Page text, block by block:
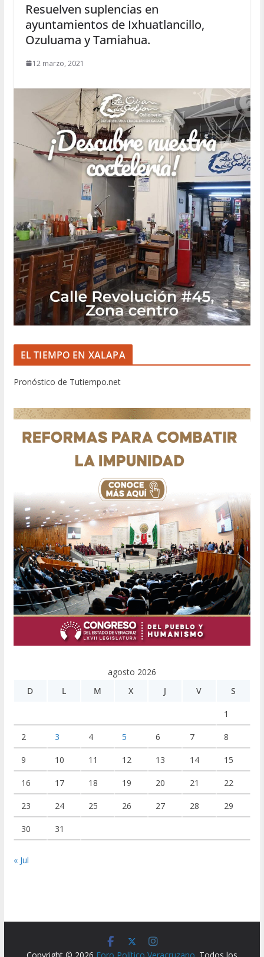
Resuelven suplencias en
ayuntamientos de Ixhuatlancillo,
Ozuluama y Tamiahua.
12 marzo, 2021
EL TIEMPO EN XALAPA
Pronóstico de Tutiempo.net
agosto 2026
D
L M X J V S
1
2 3 4 5 6 7 8
9 10 11 12 13 14 15
16 17 18 19 20 21 22
23 24 25 26 27 28 29
30 31
« Jul